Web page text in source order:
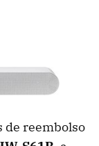
de reembolso